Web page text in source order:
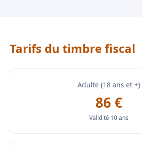
Tarifs du timbre fiscal
Adulte (18 ans et +)
86 €
Validité 10 ans